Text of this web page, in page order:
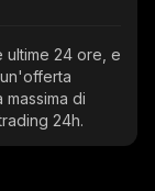
ultime 24 ore, e
di
24h.